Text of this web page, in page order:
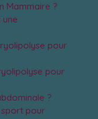
Mammaire ?
pour
pour
?
sport pour